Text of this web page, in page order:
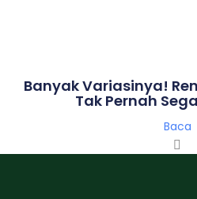
Banyak Variasinya!
Tak Pernah
Baca